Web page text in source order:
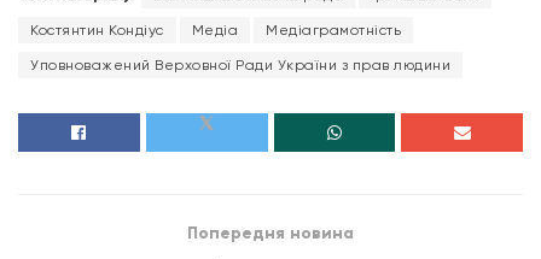
Костянтин Кондіус Медіа Медіаграмотність
Уповноважений Верховної Ради України з прав людини
Попередня новина